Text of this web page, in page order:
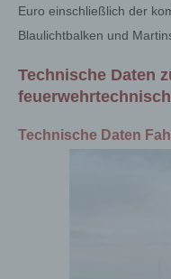
Euro einschließlich der
Blaulichtbalken und
Technische Daten
Technische Daten